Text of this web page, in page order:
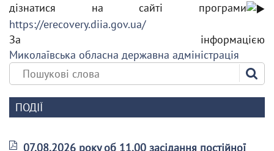
дізнатися на сайті програми
https://erecovery.diia.gov.ua/
За інформацією
Миколаївська обласна державна адміністрація
ПОДІЇ
07.08.2026 року об 11.00 засідання постійної